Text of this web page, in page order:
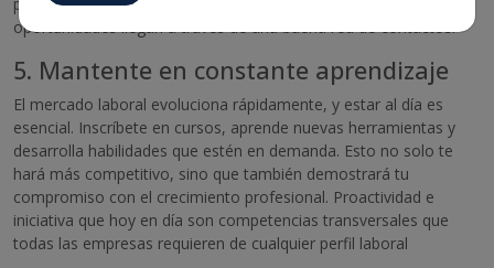
oportunidades llegan a través de una buena red de contactos.
5. Mantente en constante aprendizaje
El mercado laboral evoluciona rápidamente, y estar al día es
esencial. Inscríbete en cursos, aprende nuevas herramientas y
desarrolla habilidades que estén en demanda. Esto no solo te
hará más competitivo, sino que también demostrará tu
compromiso con el crecimiento profesional. Proactividad e
iniciativa que hoy en día son competencias transversales que
todas las empresas requieren de cualquier perfil laboral